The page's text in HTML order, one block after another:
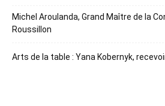
Michel Aroulanda, Grand Maître de la
Roussillon
Arts de la table : Yana Kobernyk,